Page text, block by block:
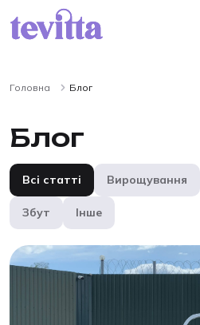
Головна Блог
Блог
Всі статті Вирощування
Збут Інше